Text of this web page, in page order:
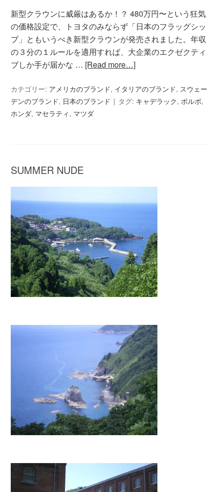
新型クラウンに威厳はあるか！？ 480万円〜という狂気
の価格設定で、トヨタのみならず「日本のフラッグシッ
プ」ともいうべき新型クラウンが発売されました。年収
の３分の１ルールを適用すれば、大企業のエクゼクティ
ブしか手が届かな … [Read more…]
カテゴリー: アメリカのブランド, イタリアのブランド, スウェー
デンのブランド, 日本のブランド タグ: キャデラック,ボルボ,
ホンダ, マセラティ , マツダ
SUMMER NUDE